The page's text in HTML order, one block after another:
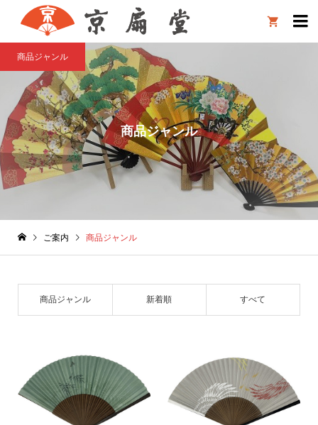

商品ジャンル
商品ジャンル
ご案内 商品ジャンル
商品ジャンル 新着順 すべて